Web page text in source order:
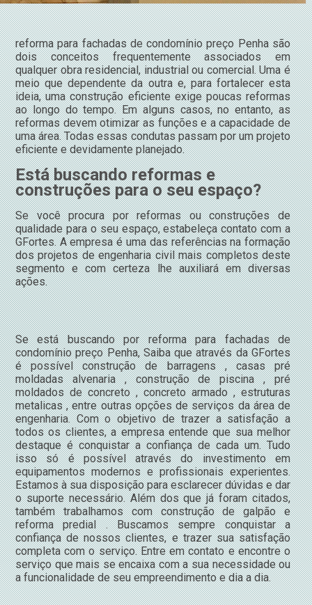
reforma para fachadas de condomínio preço Penha são
dois conceitos frequentemente associados em
qualquer obra residencial, industrial ou comercial. Uma é
meio que dependente da outra e, para fortalecer esta
ideia, uma construção eficiente exige poucas reformas
ao longo do tempo. Em alguns casos, no entanto, as
reformas devem otimizar as funções e a capacidade de
uma área. Todas essas condutas passam por um projeto
eficiente e devidamente planejado.
Está buscando reformas e
construções para o seu espaço?
Se você procura por reformas ou construções de
qualidade para o seu espaço, estabeleça contato com a
GFortes. A empresa é uma das referências na formação
dos projetos de engenharia civil mais completos deste
segmento e com certeza lhe auxiliará em diversas
ações.
Se está buscando por reforma para fachadas de
condomínio preço Penha, Saiba que através da GFortes
é possível construção de barragens , casas pré
moldadas alvenaria , construção de piscina , pré
moldados de concreto , concreto armado , estruturas
metalicas , entre outras opções de serviços da área de
engenharia. Com o objetivo de trazer a satisfação a
todos os clientes, a empresa entende que sua melhor
destaque é conquistar a confiança de cada um. Tudo
isso só é possível através do investimento em
equipamentos modernos e profissionais experientes.
Estamos à sua disposição para esclarecer dúvidas e dar
o suporte necessário. Além dos que já foram citados,
também trabalhamos com construção de galpão e
reforma predial . Buscamos sempre conquistar a
confiança de nossos clientes, e trazer sua satisfação
completa com o serviço. Entre em contato e encontre o
serviço que mais se encaixa com a sua necessidade ou
a funcionalidade de seu empreendimento e dia a dia.